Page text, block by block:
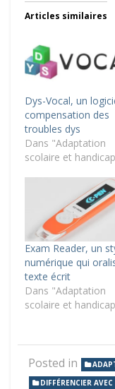
Articles similaires
Dys-Vocal, un
compensation des
troubles dys
Dans "Adaptation
scolaire et
Exam Reader, un
numérique qui
texte écrit
Dans "Adaptation
scolaire et
Posted in
DIFFÉRENCIER